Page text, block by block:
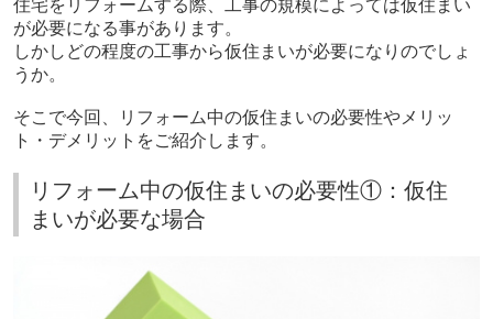
住宅をリフォームする際、工事の規模によっては仮住まい
が必要になる事があります。
しかしどの程度の工事から仮住まいが必要になりのでしょ
うか。
そこで今回、リフォーム中の仮住まいの必要性やメリッ
ト・デメリットをご紹介します。
リフォーム中の仮住まいの必要性①：仮住
まいが必要な場合